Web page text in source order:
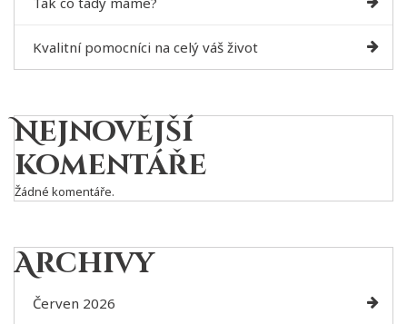
Kvalitní pomocníci na celý váš život
Nejnovější
komentáře
Žádné komentáře.
Archivy
Červen 2026